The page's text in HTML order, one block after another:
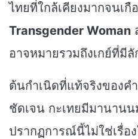
ไทยที่ใกล้เคียงมากจนเ
Transgender Woman
อาจหมายรวมถึงเกย์ที่มี
ต้นกำเนิดที่แท้จริงของค
ชัดเจน กะเทยมีมานานน
ปรากฏการณ์นี้ไม่ใช่เรื่อ